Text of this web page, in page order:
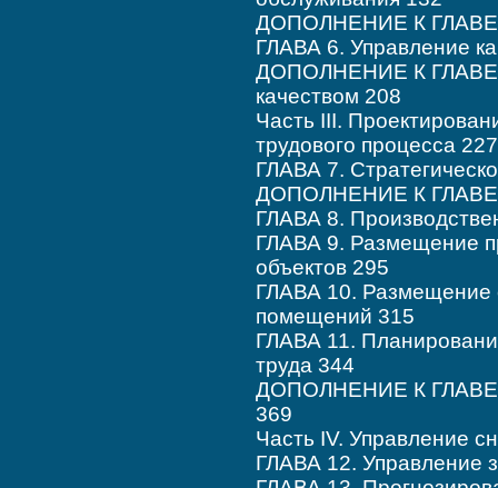
ДОПОЛНЕНИЕ К ГЛАВЕ
ГЛАВА 6. Управление
ДОПОЛНЕНИЕ К ГЛАВЕ
качеством 208
Часть III.
трудового процесса 227
ГЛАВА 7.
ДОПОЛНЕНИЕ К ГЛАВЕ
ГЛАВА 8.
ГЛАВА 9. Размещение
объектов 295
ГЛАВА 10. Размещение
помещений 315
ГЛАВА 11.
труда 344
ДОПОЛНЕНИЕ К ГЛАВЕ
369
Часть IV. Управление
ГЛАВА 12. Управление